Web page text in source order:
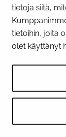
tietoja siitä,
tietoihin, joita
olet käyttänyt